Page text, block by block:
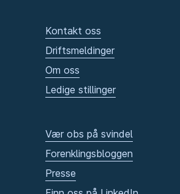
Kontakt oss
Driftsmeldinger
Om oss
Ledige stillinger
Vær obs på svindel
Forenklingsbloggen
Presse